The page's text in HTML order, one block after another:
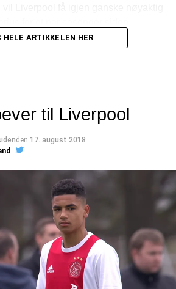
etter alle solemerker ny 2.keeper
HELE ARTIKKELEN HER
til Liverpool
den 17. august 2018